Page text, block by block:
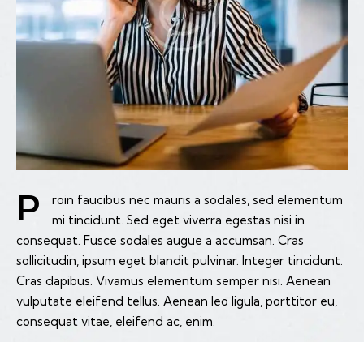
Proin faucibus nec mauris a sodales, sed elementum
mi tincidunt. Sed eget viverra egestas nisi in
consequat. Fusce sodales augue a accumsan. Cras
sollicitudin, ipsum eget blandit pulvinar. Integer tincidunt.
Cras dapibus. Vivamus elementum semper nisi. Aenean
vulputate eleifend tellus. Aenean leo ligula, porttitor eu,
consequat vitae, eleifend ac, enim.